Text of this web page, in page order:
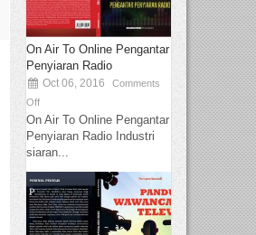
On Air To Online Pengantar
Penyiaran Radio
Oct 06, 2016
Comments
Off
On Air To Online Pengantar
Penyiaran Radio Industri
siaran...